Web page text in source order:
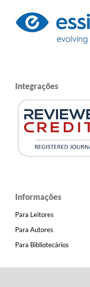
Integrações
Informações
Para Leitores
Para Autores
Para Bibliotecários